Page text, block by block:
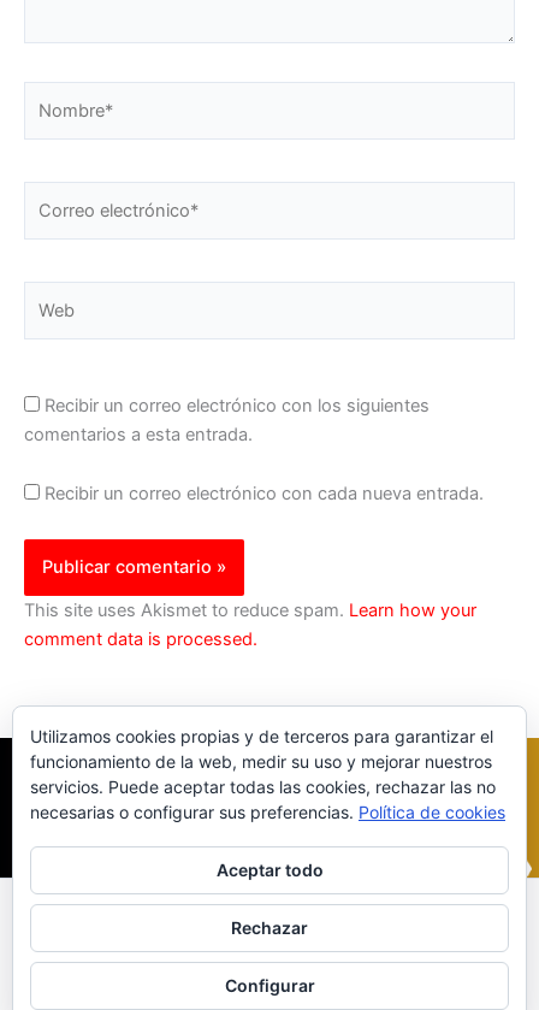
electrónico*
Recibir un correo electrónico con los siguientes
comentarios a esta entrada.
Recibir un correo electrónico con cada nueva entrada.
This site uses Akismet to reduce spam. Learn how your
comment data is processed.
Política Cookies| Política Privacidad
© 2023 |ComoTocarViolin.Com
Utilizamos cookies propias y de terceros para garantizar el
funcionamiento de la web, medir su uso y mejorar nuestros
servicios. Puede aceptar todas las cookies, rechazar las no
necesarias o configurar sus preferencias. Política de cookies
Aceptar todo
Rechazar
Configurar